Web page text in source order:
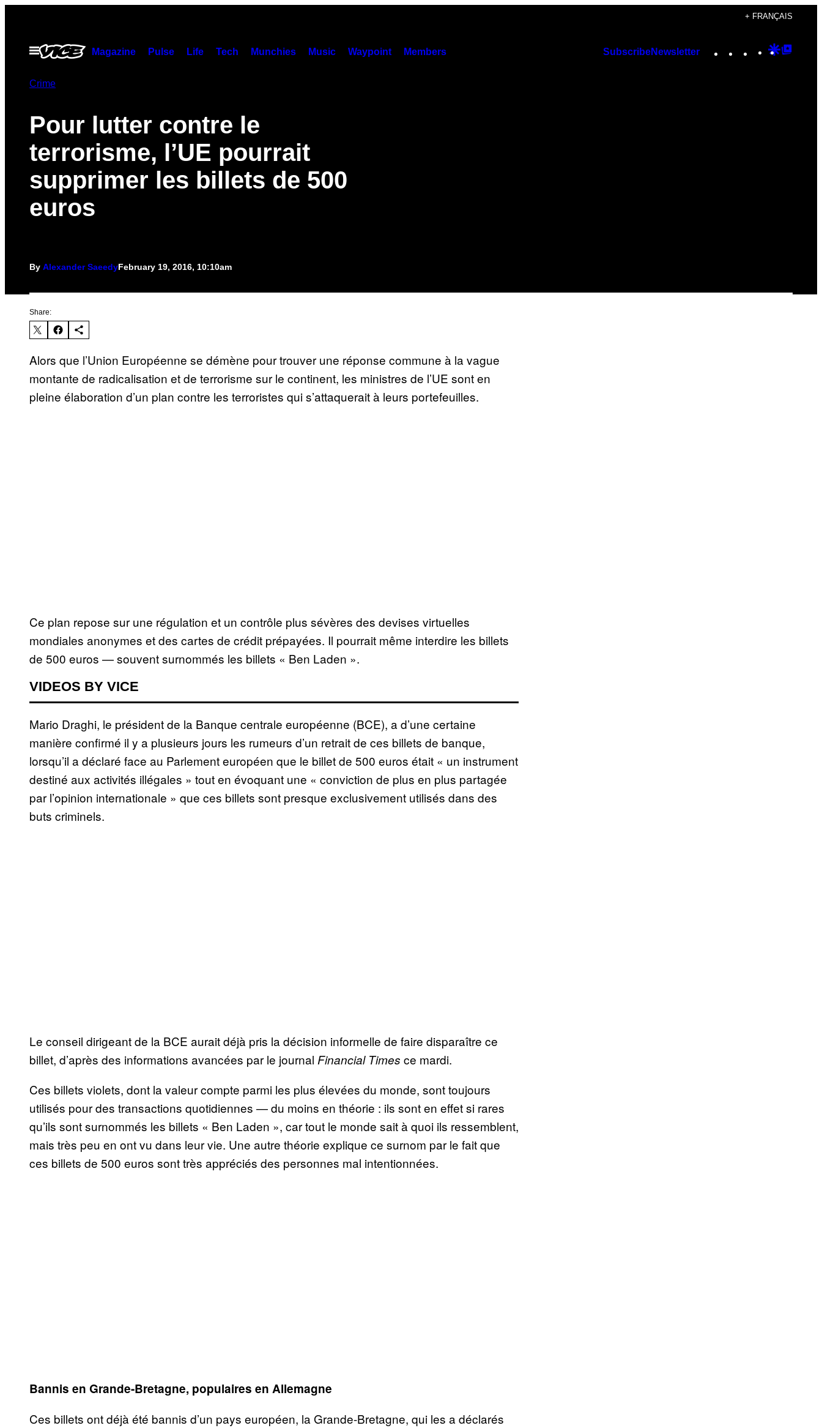
content
+ FRANÇAIS
Open
Menu
Magazine Pulse Life Tech Munchies Music Waypoint Members SubscribeNewsletter Instagram
TikTok
YouTube
Google
Crime
Pour lutter contre le
terrorisme, l’UE pourrait
supprimer les billets de 500
euros
By Alexander SaeedyFebruary 19, 2016, 10:10am
Share:
Alors que l’Union Européenne se démène pour trouver une réponse commune à la vague
montante de radicalisation et de terrorisme sur le continent, les ministres de l’UE sont en
pleine élaboration d’un plan contre les terroristes qui s’attaquerait à leurs portefeuilles.
Ce plan repose sur une régulation et un contrôle plus sévères des devises virtuelles
mondiales anonymes et des cartes de crédit prépayées. Il pourrait même interdire les billets
de 500 euros — souvent surnommés les billets « Ben Laden ».
VIDEOS BY VICE
Mario Draghi, le président de la Banque centrale européenne (BCE), a d’une certaine
manière confirmé il y a plusieurs jours les rumeurs d’un retrait de ces billets de banque,
lorsqu’il a déclaré face au Parlement européen que le billet de 500 euros était « un instrument
destiné aux activités illégales » tout en évoquant une « conviction de plus en plus partagée
par l’opinion internationale » que ces billets sont presque exclusivement utilisés dans des
buts criminels.
Le conseil dirigeant de la BCE aurait déjà pris la décision informelle de faire disparaître ce
billet, d’après des informations avancées par le journal Financial Times ce mardi.
Ces billets violets, dont la valeur compte parmi les plus élevées du monde, sont toujours
utilisés pour des transactions quotidiennes — du moins en théorie : ils sont en effet si rares
qu’ils sont surnommés les billets « Ben Laden », car tout le monde sait à quoi ils ressemblent,
mais très peu en ont vu dans leur vie. Une autre théorie explique ce surnom par le fait que
ces billets de 500 euros sont très appréciés des personnes mal intentionnées.
Bannis en Grande-Bretagne, populaires en Allemagne
Ces billets ont déjà été bannis d’un pays européen, la Grande-Bretagne, qui les a déclarés